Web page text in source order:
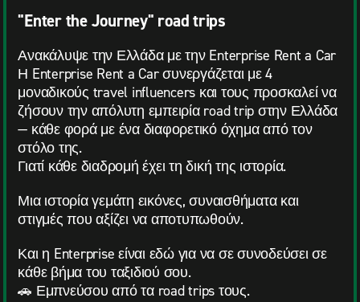
"Enter the Journey" road trips
Ανακάλυψε την Ελλάδα με την Enterprise Rent a Car
Η Enterprise Rent a Car συνεργάζεται με 4
μοναδικούς travel influencers και τους προσκαλεί να
ζήσουν την απόλυτη εμπειρία road trip στην Ελλάδα
— κάθε φορά με ένα διαφορετικό όχημα από τον
στόλο της.
Γιατί κάθε διαδρομή έχει τη δική της ιστορία.
Μια ιστορία γεμάτη εικόνες, συναισθήματα και
στιγμές που αξίζει να αποτυπωθούν.
Και η Enterprise είναι εδώ για να σε συνοδεύσει σε
κάθε βήμα του ταξιδιού σου.
🚗 Εμπνεύσου από τα road trips τους.